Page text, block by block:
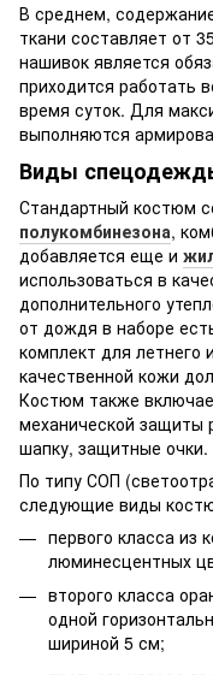
В среднем,
ткани составляет от
нашивок является
приходится работать
время суток. Для
выполняются
Виды
Стандартный костюм
полукомбинезона,
добавляется еще и
использоваться в
дополнительного
от дождя в наборе
комплект для летнего
качественной кожи
Костюм также
механической защиты
шапку, защитные очки.
По типу СОП
следующие виды
первого класса из
люминесцентных
второго класса
одной
шириной 5 см;